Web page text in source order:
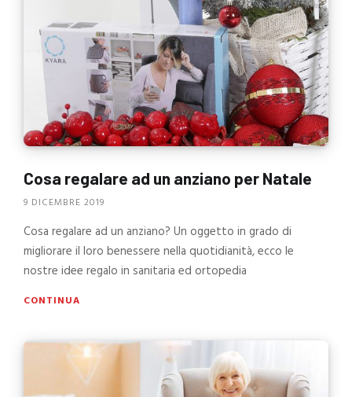
Cosa regalare ad un anziano per Natale
9 DICEMBRE 2019
Cosa regalare ad un anziano? Un oggetto in grado di
migliorare il loro benessere nella quotidianità, ecco le
nostre idee regalo in sanitaria ed ortopedia
CONTINUA